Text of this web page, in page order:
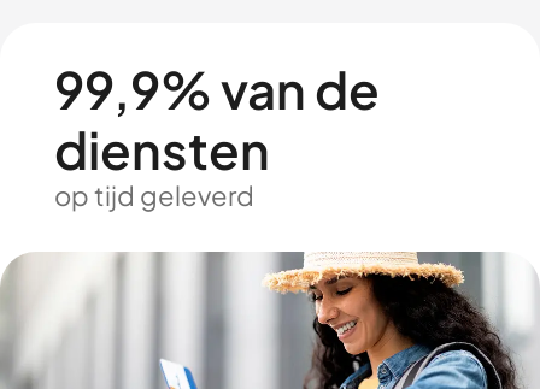
99,9% van de
diensten
op tijd geleverd